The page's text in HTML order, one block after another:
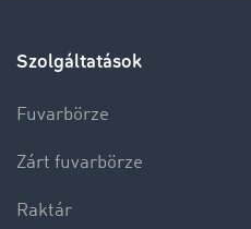
Szolgáltatások
Fuvarbörze
Zárt fuvarbörze
Raktár